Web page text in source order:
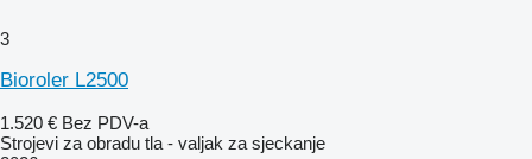
3
Bioroler L2500
1.520 € Bez PDV-a
Strojevi za obradu tla - valjak za sjeckanje